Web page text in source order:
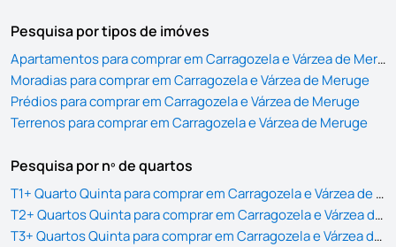
Pesquisa por tipos de imóves
Apartamentos para comprar em Carragozela e Várzea de Meruge
Moradias para comprar em Carragozela e Várzea de Meruge
Prédios para comprar em Carragozela e Várzea de Meruge
Terrenos para comprar em Carragozela e Várzea de Meruge
Pesquisa por nº de quartos
T1+ Quarto Quinta para comprar em Carragozela e Várzea de Meruge
T2+ Quartos Quinta para comprar em Carragozela e Várzea de Meruge
T3+ Quartos Quinta para comprar em Carragozela e Várzea de Meruge